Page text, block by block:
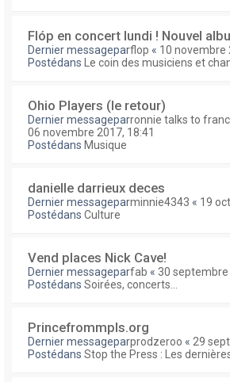
Flóp en concert lundi ! Nouvel
Dernier messageparflop « 10 novembre
Postédans
Le coin des musiciens et
Ohio Players (le retour)
Dernier messageparronnie talks to
06 novembre 2017, 18:41
Postédans Musique
danielle darrieux deces
Dernier messageparminnie4343 « 19
Postédans Culture
Vend places Nick Cave!
Dernier messageparfab « 30 septembre
Postédans Soirées, concerts...
Princefrommpls.org
Dernier messageparprodzeroo « 29
Postédans Stop the Press : Les